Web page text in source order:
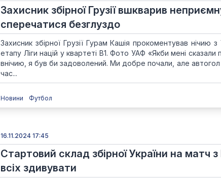
Захисник збірної Грузії вшкварив
сперечатися безглуздо
Захисник збірної Грузії Гурам Кашія прокоментував нічию
етапу Ліги націй у квартеті В1. Фото УАФ «Якби мені
внічию, я був би задоволений. Ми добре почали, але
час...
Новини Футбол
16.11.2024 17:45
Стартовий склад збірної України на матч
всіх здивувати